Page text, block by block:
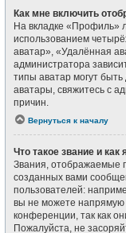
Как мне включить
На вкладке «Профиль»
использованием
аватар», «Удалённая
администратора
типы аватар могут
аватары, свяжитесь с
причин.
Вернуться к началу
Что такое звание и как
Звания, отображаемые
созданных вами
пользователей:
вы не можете напрямую
конференции, так как
Пожалуйста, не